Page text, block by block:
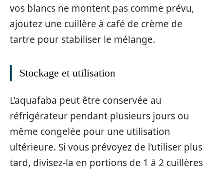
vos blancs ne montent pas comme prévu,
ajoutez une cuillère à café de crème de
tartre pour stabiliser le mélange.
Stockage et utilisation
L’aquafaba peut être conservée au
réfrigérateur pendant plusieurs jours ou
même congelée pour une utilisation
ultérieure. Si vous prévoyez de l’utiliser plus
tard, divisez-la en portions de 1 à 2 cuillères